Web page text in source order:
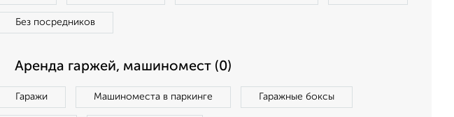
Без посредников
Аренда гаржей, машиномест (0)
Гаражи Машиноместа в паркинге Гаражные боксы